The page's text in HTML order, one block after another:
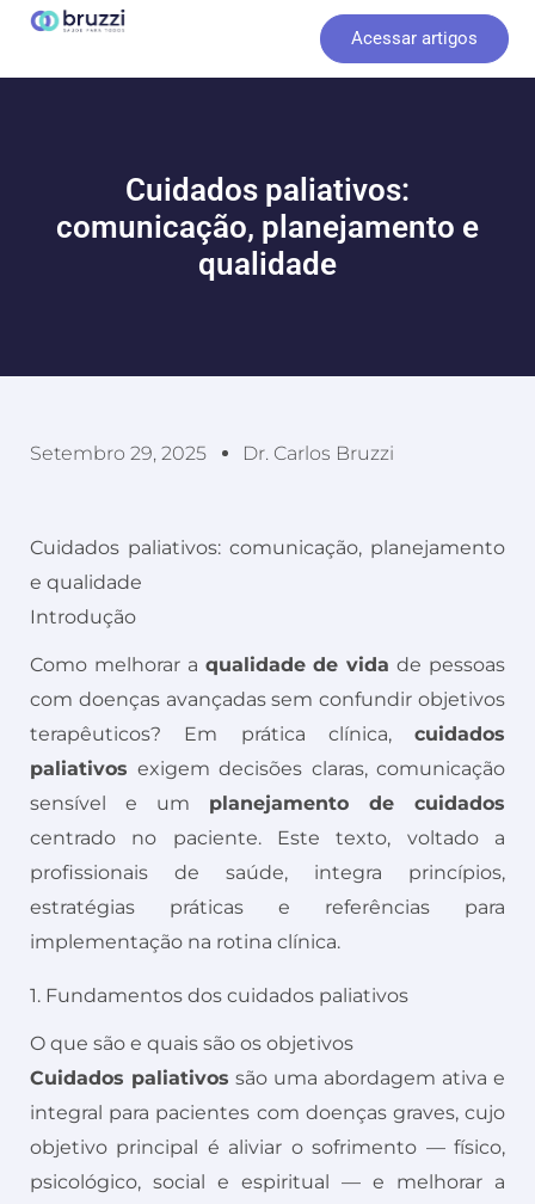
o
Acessar artigos
Cuidados paliativos:
comunicação, planejamento e
qualidade
Setembro 29, 2025 Dr. Carlos Bruzzi
Cuidados paliativos: comunicação, planejamento
e qualidade
Introdução
Como melhorar a qualidade de vida de pessoas
com doenças avançadas sem confundir objetivos
terapêuticos? Em prática clínica, cuidados
paliativos exigem decisões claras, comunicação
sensível e um planejamento de cuidados
centrado no paciente. Este texto, voltado a
profissionais de saúde, integra princípios,
estratégias práticas e referências para
implementação na rotina clínica.
1. Fundamentos dos cuidados paliativos
O que são e quais são os objetivos
Cuidados paliativos são uma abordagem ativa e
integral para pacientes com doenças graves, cujo
objetivo principal é aliviar o sofrimento — físico,
psicológico, social e espiritual — e melhorar a